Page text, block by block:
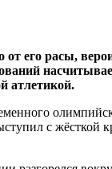
его расы,
атлетикой.
с жёсткой